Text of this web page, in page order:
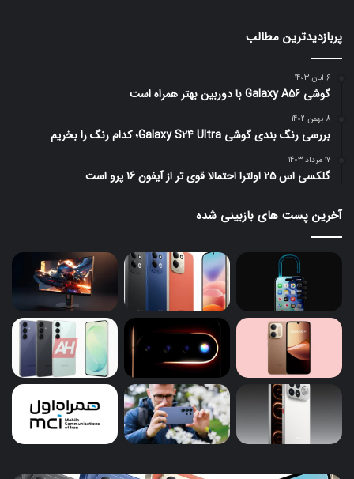
پربازدیدترین مطالب
6 آبان 1403
گوشی Galaxy A56 با دوربین بهتر همراه است
8 بهمن 1402
بررسی رنگ بندی گوشی Galaxy S24 Ultra؛ کدام رنگ را بخریم
17 مرداد 1403
گلکسی اس 25 اولترا احتمالا قوی تر از آیفون 16 پرو است
آخرین پست های بازبینی شده